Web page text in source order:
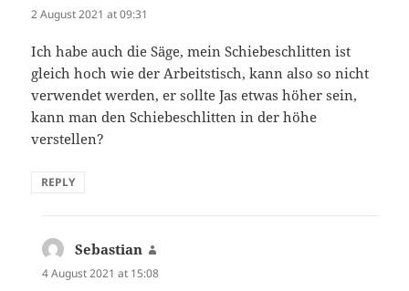
2 August 2021 at 09:31
Ich habe auch die Säge, mein Schiebeschlitten ist
gleich hoch wie der Arbeitstisch, kann also so nicht
verwendet werden, er sollte Jas etwas höher sein,
kann man den Schiebeschlitten in der höhe
verstellen?
REPLY
Sebastian
4 August 2021 at 15:08